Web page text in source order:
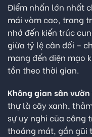
Điểm nhấn lớn nhất
mái vòm cao, trang
nhớ đến kiến trúc
giữa tỷ lệ cân đối –
mang đến diện mạo
tồn theo thời gian.
Không gian sân
thự là cây xanh,
sự uy nghi của công
thoáng mát, gần gũi